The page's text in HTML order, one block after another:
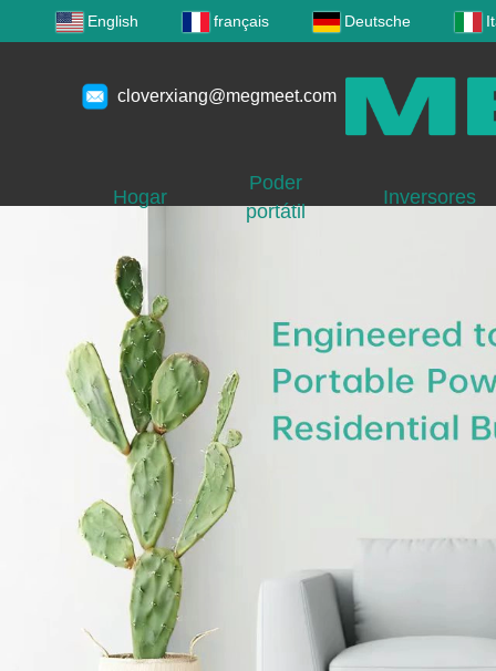
English français Deutsche
cloverxiang@megmeet.com
Hogar
Poder
portátil
Inversores